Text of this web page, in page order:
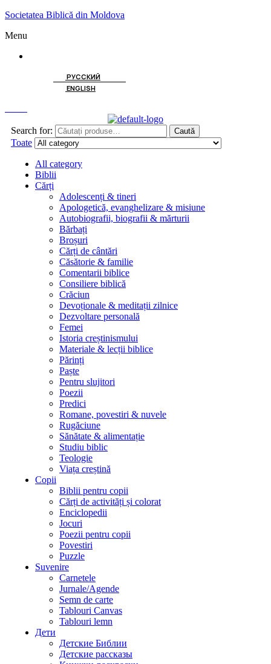
Societatea Biblică din Moldova
Menu
РУССКИЙ
ENGLISH
Search for: Caută
Toate
All category
Biblii
Cărți
Adolescenți & tineri
Apologetică, evanghelizare & misiune
Autobiografii, biografii & mărturii
Bărbați
Broșuri
Cărți de cântări
Căsătorie & familie
Comentarii biblice
Consiliere biblică
Crăciun
Devoționale & meditații zilnice
Dezvoltare personală
Femei
Istoria creștinismului
Materiale & lecții biblice
Părinți
Paște
Pentru slujitori
Poezii
Predici
Romane, povestiri & nuvele
Rugăciune
Sănătate & alimentație
Studiu biblic
Teologie
Viața creștină
Copii
Biblii pentru copii
Cărți de activități și colorat
Enciclopedii
Jocuri
Poezii pentru copii
Povestiri
Puzzle
Suvenire
Carnetele
Jurnale/Agende
Semn de carte
Tablouri Canvas
Tablouri lemn
Дети
Детские Библии
Детские рассказы